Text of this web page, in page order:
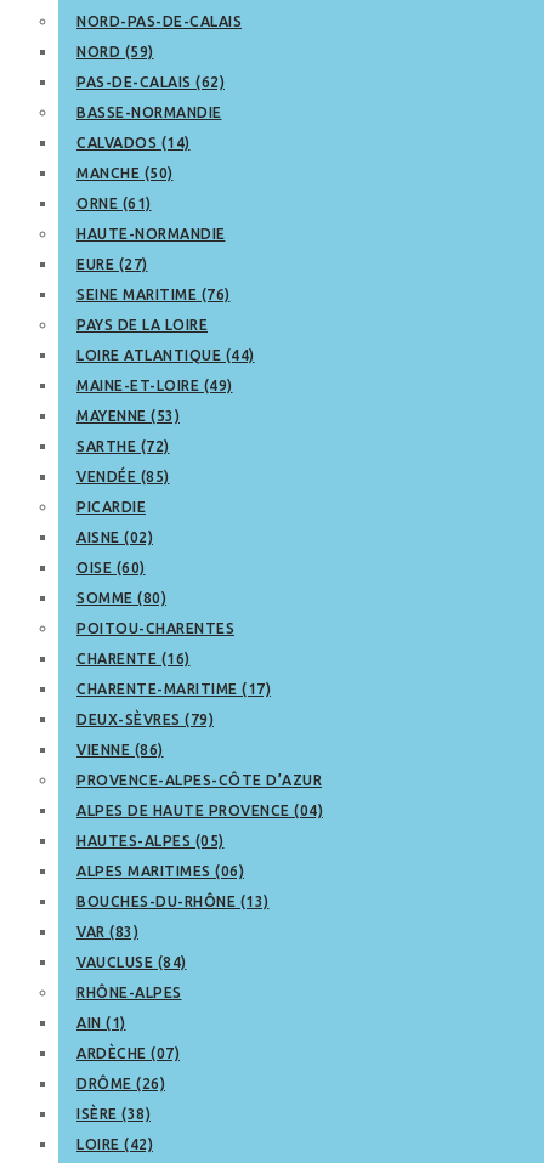
NORD-PAS-DE-CALAIS
NORD (59)
PAS-DE-CALAIS (62)
BASSE-NORMANDIE
CALVADOS (14)
MANCHE (50)
ORNE (61)
HAUTE-NORMANDIE
EURE (27)
SEINE MARITIME (76)
PAYS DE LA LOIRE
LOIRE ATLANTIQUE (44)
MAINE-ET-LOIRE (49)
MAYENNE (53)
SARTHE (72)
VENDÉE (85)
PICARDIE
AISNE (02)
OISE (60)
SOMME (80)
POITOU-CHARENTES
CHARENTE (16)
CHARENTE-MARITIME (17)
DEUX-SÈVRES (79)
VIENNE (86)
PROVENCE-ALPES-CÔTE D’AZUR
ALPES DE HAUTE PROVENCE (04)
HAUTES-ALPES (05)
ALPES MARITIMES (06)
BOUCHES-DU-RHÔNE (13)
VAR (83)
VAUCLUSE (84)
RHÔNE-ALPES
AIN (1)
ARDÈCHE (07)
DRÔME (26)
ISÈRE (38)
LOIRE (42)